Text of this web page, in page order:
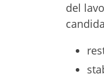
del